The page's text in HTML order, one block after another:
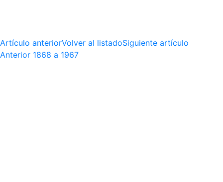
Artículo anteriorVolver al listadoSiguiente artículo
Anterior 1868 a 1967